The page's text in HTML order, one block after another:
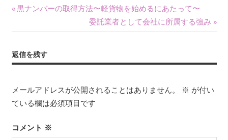
投
稿
ナ
ビ
ゲ
ー
シ
前
記
黒ナンバーの取得方法〜軽貨物を始めるにあたって〜
次
の
事:
委託業者として会社に所属する強み
返信を残す
メールアドレスが公開されることはありません。 ※ が付い
ている欄は必須項目です
コメント ※